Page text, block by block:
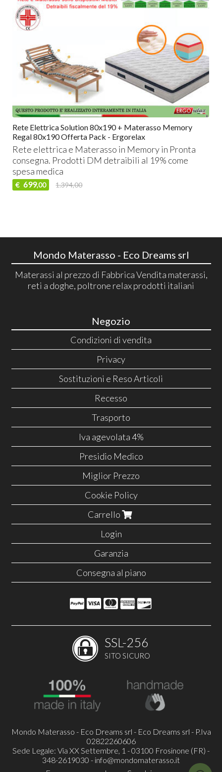
Rete Elettrica Solution 80x190 + Materasso Memory
Regal 80x190 Offerta Pack - Ergorelax
Rete elettrica e Materasso in Memory in Pronta
consegna. Prodotti DM detraibili al 19% come
spesa medica
€ 699,00 1.394,00
Mondo Materasso - Eco Dreams srl
Materassi al prezzo di Fabbrica Vendita materassi,
reti a doghe, poltrone relax prodotti italiani
Negozio
Condizioni di vendita
Privacy
Sostituzioni e Reso Articoli
Recesso
Trasporto
Iva agevolata 4%
Presidio Medico
Miglior Prezzo
Cookie Policy
Carrello
Login
Garanzia
Consegna al piano
SSL-256
SITO SICURO
Mondo Materasso - Eco Dreams srl - Eco Dreams srl - P.Iva
02822260606
Sede Legale: Via XX Settembre, 1 - 03100 Frosinone (FR) -
348-2619030 - info@mondomaterasso.it